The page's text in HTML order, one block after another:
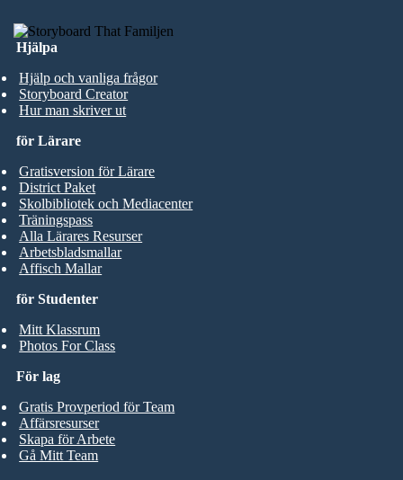
Hjälpa
Hjälp och vanliga frågor
Storyboard Creator
Hur man skriver ut
för Studenter
Mitt Klassrum
Photos For Class
för Lärare
Gratisversion för Lärare
District Paket
Skolbibliotek och Mediacenter
Träningspass
Alla Lärares Resurser
Arbetsbladsmallar
Affisch Mallar
För lag
Gratis Provperiod för Team
Affärsresurser
Skapa för Arbete
Gå Mitt Team